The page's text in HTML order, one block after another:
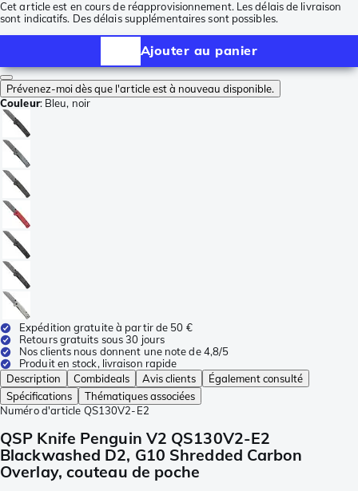
Cet article est en cours de réapprovisionnement. Les délais de livraison
sont indicatifs. Des délais supplémentaires sont possibles.
Ajouter au panier
Prévenez-moi dès que l'article est à nouveau disponible.
Couleur: Bleu, noir
Expédition gratuite à partir de 50 €
Retours gratuits sous 30 jours
Nos clients nous donnent une note de 4,8/5
Produit en stock, livraison rapide
Description
Combideals Avis clients
Également consulté
Spécifications
Thématiques associées
Numéro d'article QS130V2-E2
QSP Knife Penguin V2 QS130V2-E2
Blackwashed D2, G10 Shredded Carbon
Overlay, couteau de poche